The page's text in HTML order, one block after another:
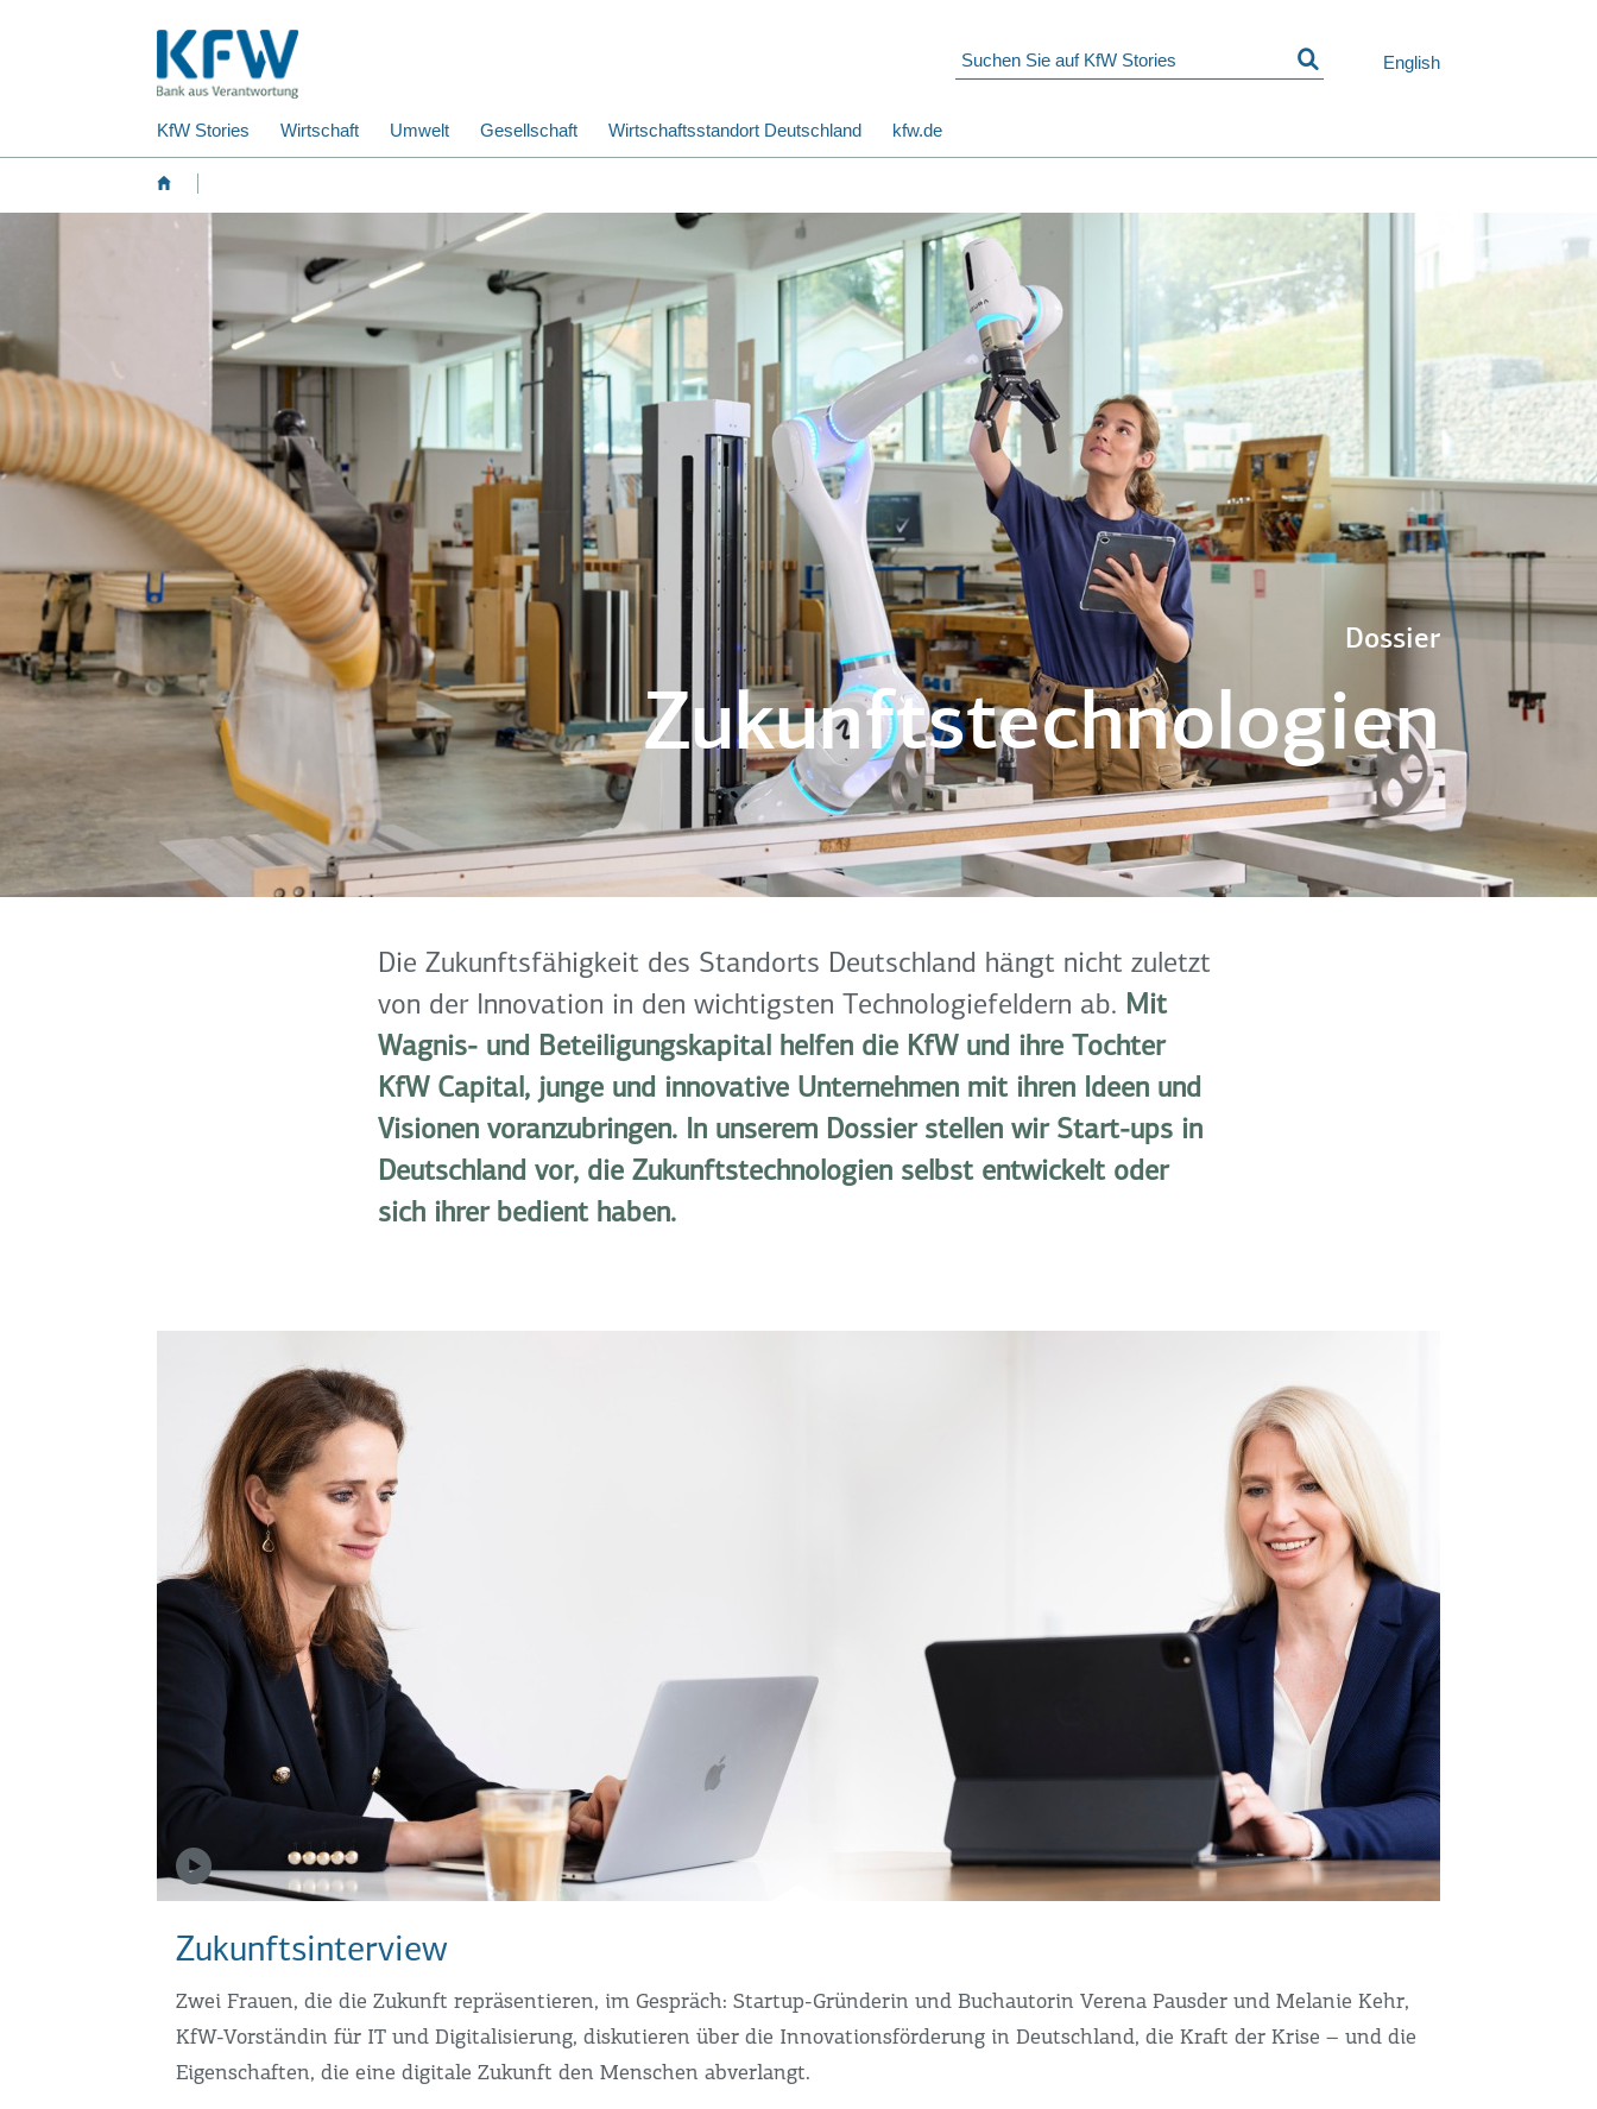
English
KfW Stories Wirtschaft Umwelt Gesellschaft Wirtschaftsstandort Deutschland kfw.de
Dossier
Zukunftstechnologien
Die Zukunftsfähigkeit des Standorts Deutschland hängt nicht zuletzt
von der Innovation in den wichtigsten Technologiefeldern ab. Mit
Wagnis- und Beteiligungskapital helfen die KfW und ihre Tochter
KfW Capital, junge und innovative Unternehmen mit ihren Ideen und
Visionen voranzubringen. In unserem Dossier stellen wir Start-ups in
Deutschland vor, die Zukunftstechnologien selbst entwickelt oder
sich ihrer bedient haben.
Zukunftsinterview
Zwei Frauen, die die Zukunft repräsentieren, im Gespräch: Startup-Gründerin und Buchautorin Verena Pausder und Melanie Kehr,
KfW-Vorständin für IT und Digitalisierung, diskutieren über die Innovationsförderung in Deutschland, die Kraft der Krise – und die
Eigenschaften, die eine digitale Zukunft den Menschen abverlangt.